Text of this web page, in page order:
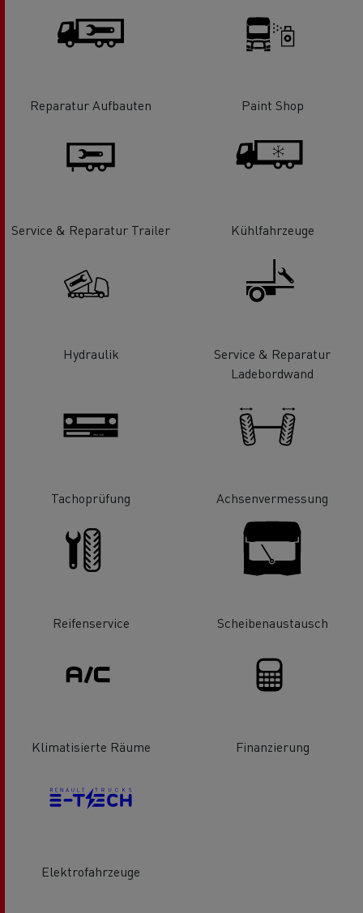
Reparatur Aufbauten Paint Shop
Service & Reparatur Trailer Kühlfahrzeuge
Hydraulik
Service & Reparatur
Ladebordwand
Tachoprüfung Achsenvermessung
Reifenservice Scheibenaustausch
Klimatisierte Räume Finanzierung
Elektrofahrzeuge